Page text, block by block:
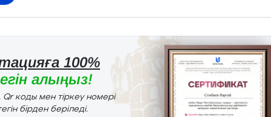
100%
алыңыз!
Qr коды мен тіркеу номері
бірден беріледі.